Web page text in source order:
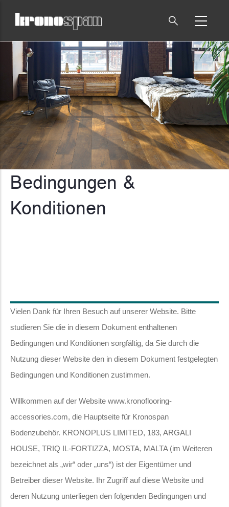
Inhalt
Pfadnavigation
Bedingungen &
Konditionen
Vielen Dank für Ihren Besuch auf unserer Website. Bitte
studieren Sie die in diesem Dokument enthaltenen
Bedingungen und Konditionen sorgfältig, da Sie durch die
Nutzung dieser Website den in diesem Dokument festgelegten
Bedingungen und Konditionen zustimmen.
Willkommen auf der Website www.kronoflooring-
accessories.com, die Hauptseite für Kronospan
Bodenzubehör. KRONOPLUS LIMITED, 183, ARGALI
HOUSE, TRIQ IL-FORTIZZA, MOSTA, MALTA (im Weiteren
bezeichnet als „wir“ oder „uns“) ist der Eigentümer und
Betreiber dieser Website. Ihr Zugriff auf diese Website und
deren Nutzung unterliegen den folgenden Bedingungen und